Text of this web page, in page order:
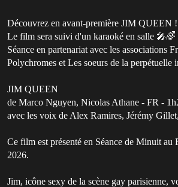
Découvrez en avant-première JIM QUEEN !
Le film sera suivi d'un karaoké en salle 🎤🌈
Séance en partenariat avec les associations
Polychromes et Les soeurs de la perpétuelle
JIM QUEEN
de Marco Nguyen, Nicolas Athane - FR -
avec les voix de Alex Ramires, Jérémy
Ce film est présenté en Séance de Minuit au
2026.
Jim, icône sexy de la scène gay parisienne,